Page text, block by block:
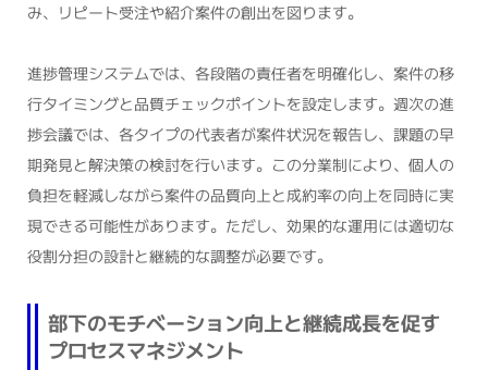
み、リピート受注や紹介案件の創出を図ります。
進捗管理システムでは、各段階の責任者を明確化し、案件の移
行タイミングと品質チェックポイントを設定します。週次の進
捗会議では、各タイプの代表者が案件状況を報告し、課題の早
期発見と解決策の検討を行います。この分業制により、個人の
負担を軽減しながら案件の品質向上と成約率の向上を同時に実
現できる可能性があります。ただし、効果的な運用には適切な
役割分担の設計と継続的な調整が必要です。
部下のモチベーション向上と継続成長を促す
プロセスマネジメント